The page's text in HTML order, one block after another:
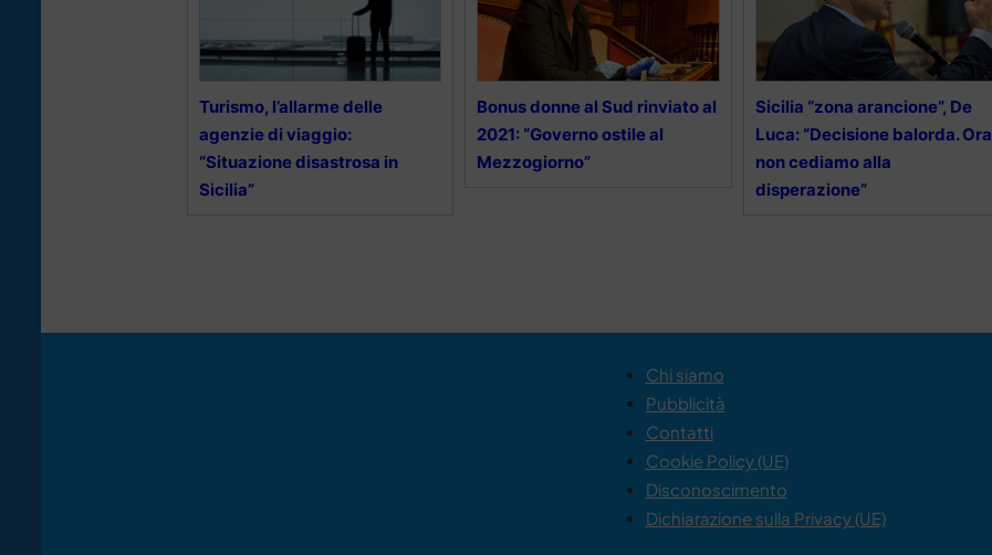
Turismo, l’allarme delle
agenzie di viaggio:
“Situazione disastrosa in
Sicilia”
Bonus donne al Sud rinviato al
2021: “Governo ostile al
Mezzogiorno”
Sicilia “zona arancione”, De
Luca: “Decisione balorda. Ora
non cediamo alla
disperazione”
Chi siamo
Pubblicità
Contatti
Cookie Policy (UE)
Disconoscimento
Dichiarazione sulla Privacy (UE)